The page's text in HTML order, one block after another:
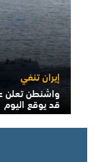
إيران تنفي
واشنطن تعلن
قد يوقع اليوم